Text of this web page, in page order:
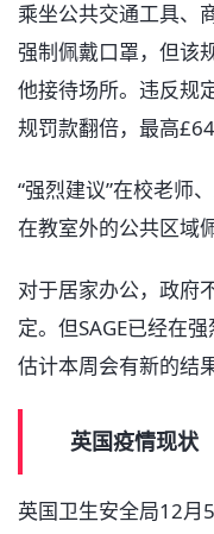
乘坐公共交通工具、
强制佩戴口罩，但该
他接待场所。违反规
规罚款翻倍，最高
“强烈建议”在校老师
在教室外的公共区域
对于居家办公，政府
定。但SAGE已经在
估计本周会有新的结果
英国疫情现状
英国卫生安全局12月